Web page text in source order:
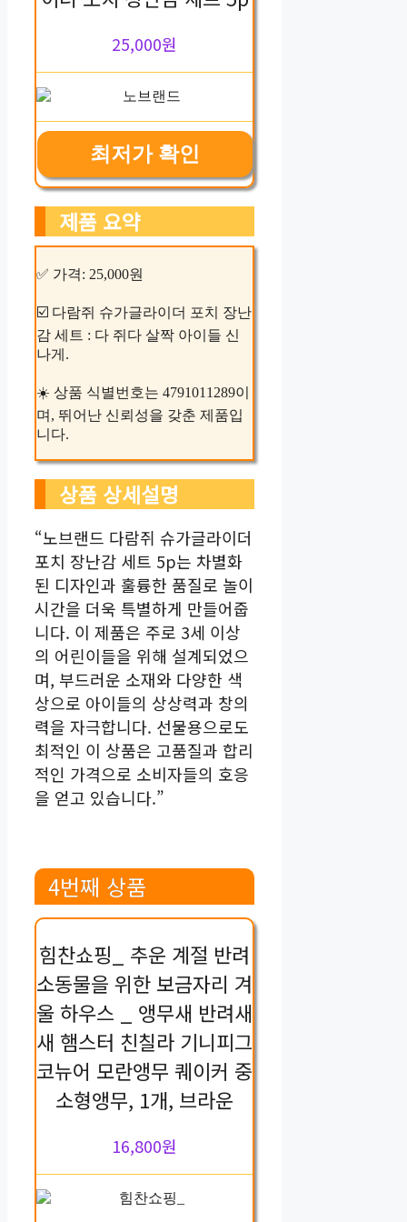
25,000원
최저가 확인
제품 요약
✅ 가격: 25,000원
☑️ 다람쥐 슈가글라이더 포치 장난
감 세트 : 다 쥐다 살짝 아이들 신
나게.
☀️ 상품 식별번호는 4791011289이
며, 뛰어난 신뢰성을 갖춘 제품입
니다.
상품 상세설명
“노브랜드 다람쥐 슈가글라이더
포치 장난감 세트 5p는 차별화
된 디자인과 훌륭한 품질로 놀이
시간을 더욱 특별하게 만들어줍
니다. 이 제품은 주로 3세 이상
의 어린이들을 위해 설계되었으
며, 부드러운 소재와 다양한 색
상으로 아이들의 상상력과 창의
력을 자극합니다. 선물용으로도
최적인 이 상품은 고품질과 합리
적인 가격으로 소비자들의 호응
을 얻고 있습니다.”
4번째 상품
힘찬쇼핑_ 추운 계절 반려
소동물을 위한 보금자리 겨
울 하우스 _ 앵무새 반려새
새 햄스터 친칠라 기니피그
코뉴어 모란앵무 퀘이커 중
소형앵무, 1개, 브라운
16,800원